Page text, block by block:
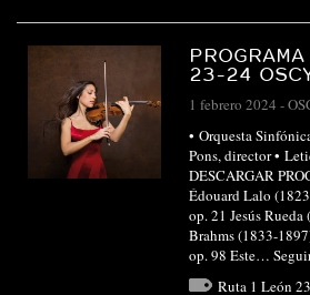
23-24
1 febrero 2024 -
• Orquesta
Pons, director •
DESCARGAR
Édouard Lalo
op. 21 Jesús Rueda
Brahms (1833-
op. 98 Este…
Ruta 1 León